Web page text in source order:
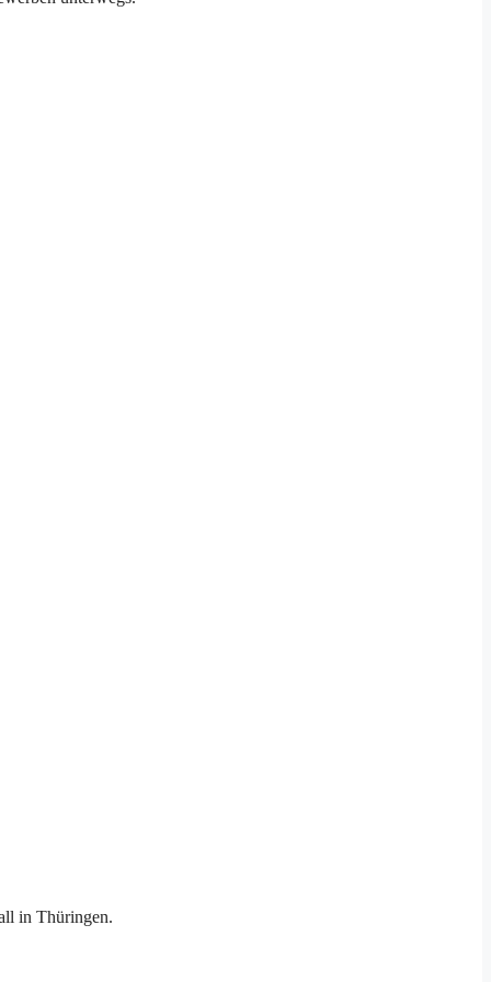
in Thüringen.